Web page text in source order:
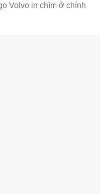
Volvo in chìm ở chính